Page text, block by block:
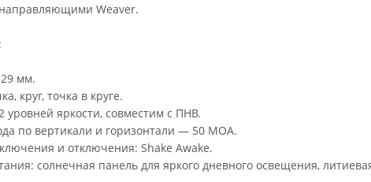
Weaver.
мм.
круг, точка в круге.
уровней яркости, совместим с ПНВ.
по вертикали и горизонтали — 50 МОА.
и отключения: Shake Awake.
солнечная панель для яркого дневного освещения,